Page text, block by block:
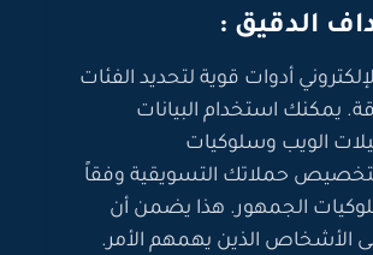
أدوات قوية لتحديد الفئات
يمكنك استخدام البيانات
الويب وسلوكيات
حملاتك التسويقية وفقاً
الجمهور. هذا يضمن أن
الأشخاص الذين يهمهم الأمر.